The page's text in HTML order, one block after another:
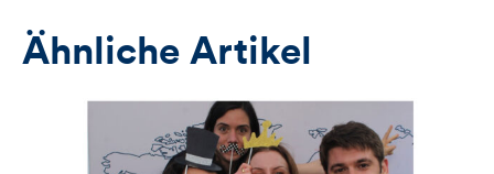
Ähnliche Artikel